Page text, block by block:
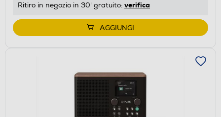
Ritiro in negozio in 30' gratuito: verifica
AGGIUNGI